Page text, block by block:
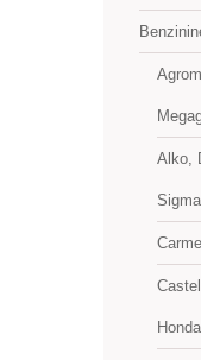
Alko,
Sigma